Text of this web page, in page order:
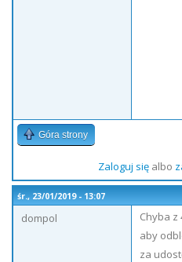
Góra strony
Zaloguj sięalbo
śr., 23/01/2019 - 13:07
dompol
Chyba
aby
za